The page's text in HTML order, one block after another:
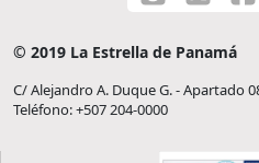
© 2019 La Estrella de Panamá
C/ Alejandro A. Duque G. - Apartado
Teléfono: +507 204-0000